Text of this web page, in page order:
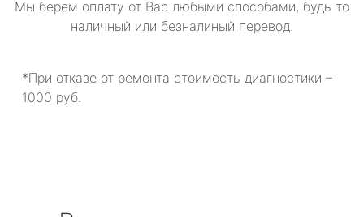
Мы берем оплату от Вас любыми способами, будь то
наличный или безналиный перевод.
*При отказе от ремонта стоимость диагностики –
1000 руб.